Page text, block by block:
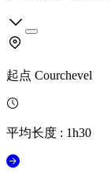
起点 Courchevel
平均长度 : 1h30